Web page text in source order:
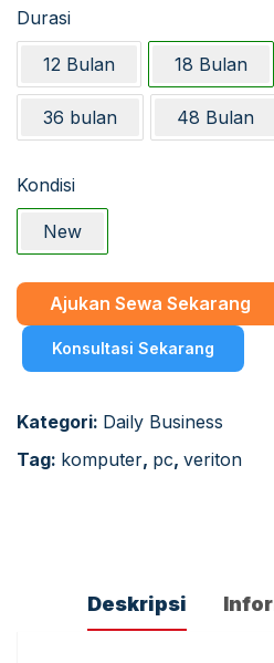
Durasi
12 Bulan 18 Bulan
36 bulan 48 Bulan
Kondisi
New
Ajukan Sewa Sekarang
Konsultasi Sekarang
Kategori: Daily Business
Tag: komputer, pc, veriton
Deskripsi